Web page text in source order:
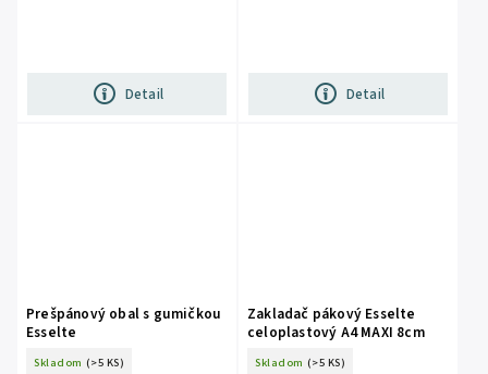
Detail Detail
Prešpánový obal s gumičkou
Esselte
Skladom (>5 KS)
Zakladač pákový Esselte
celoplastový A4 MAXI 8cm
Skladom (>5 KS)